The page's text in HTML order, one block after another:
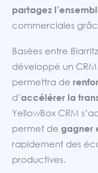
partagez
commerciales
Basées entre
développé un
permettra de
d’accélérer la
YellowBox CRM
permet de gagner
rapidement des
productives.